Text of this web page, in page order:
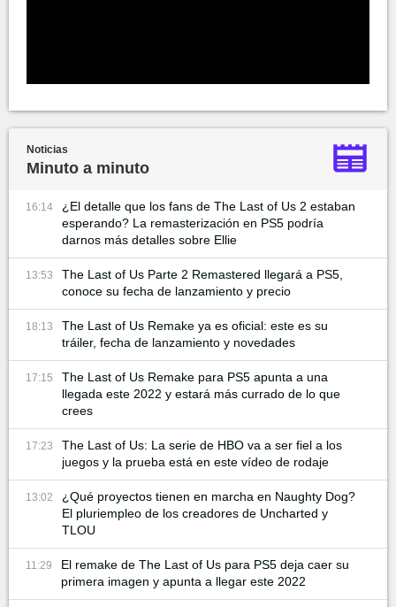
Noticias
Minuto a minuto
16:14
¿El detalle que los fans de The Last of Us 2 estaban
esperando? La remasterización en PS5 podría
darnos más detalles sobre Ellie
13:53
The Last of Us Parte 2 Remastered llegará a PS5,
conoce su fecha de lanzamiento y precio
18:13
The Last of Us Remake ya es oficial: este es su
tráiler, fecha de lanzamiento y novedades
17:15
The Last of Us Remake para PS5 apunta a una
llegada este 2022 y estará más currado de lo que
crees
17:23
The Last of Us: La serie de HBO va a ser fiel a los
juegos y la prueba está en este vídeo de rodaje
13:02
¿Qué proyectos tienen en marcha en Naughty Dog?
El pluriempleo de los creadores de Uncharted y
TLOU
11:29
El remake de The Last of Us para PS5 deja caer su
primera imagen y apunta a llegar este 2022